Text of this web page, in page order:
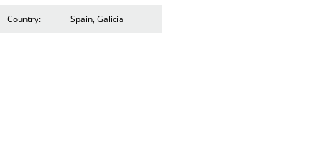
Country: Spain, Galicia